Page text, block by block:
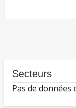
Secteurs
Pas de données